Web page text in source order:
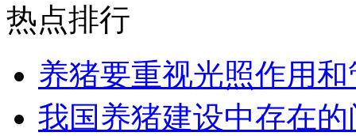
热点排行
养猪要重视光照作用和
我国养猪建设中存在